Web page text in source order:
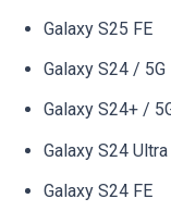
Galaxy S25 FE
Galaxy S24 / 5G
Galaxy S24+ /
Galaxy S24
Galaxy S24 FE